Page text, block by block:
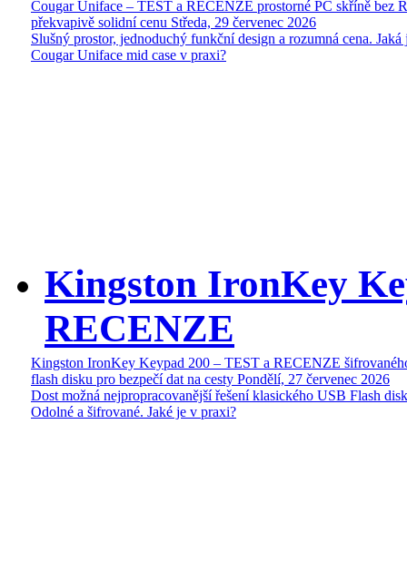
Cougar Uniface – TEST a RECENZE prostorné PC skříně bez
překvapivě solidní cenu Středa, 29 červenec 2026
Slušný prostor, jednoduchý funkční design a rozumná cena. Jaká
Cougar Uniface mid case v praxi?
Kingston IronKey
RECENZE
Kingston IronKey Keypad 200 – TEST a RECENZE
flash disku pro bezpečí dat na cesty Pondělí, 27 červenec 2026
Dost možná nejpropracovanější řešení klasického USB Flash
Odolné a šifrované. Jaké je v praxi?